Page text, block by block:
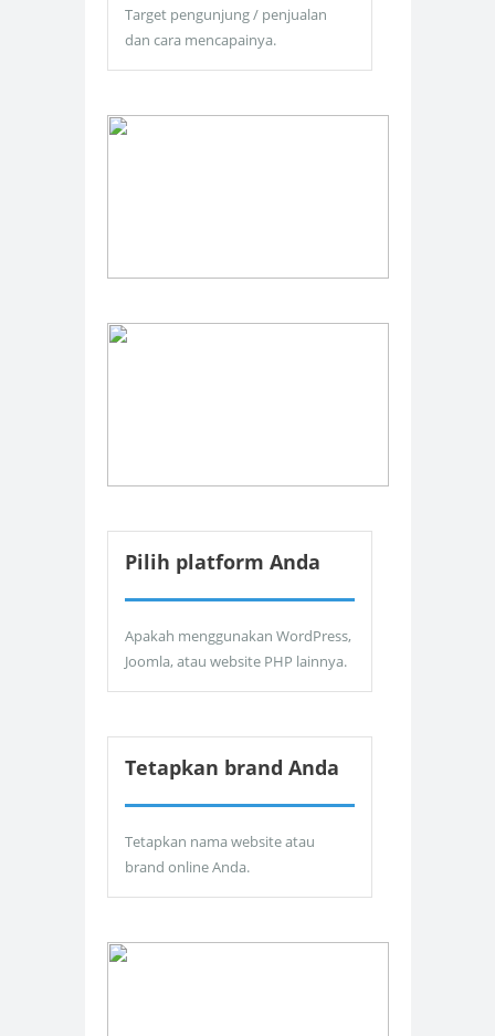
Target pengunjung / penjualan
dan cara mencapainya.
Pilih platform Anda
Apakah menggunakan WordPress,
Joomla, atau website PHP lainnya.
Tetapkan brand Anda
Tetapkan nama website atau
brand online Anda.